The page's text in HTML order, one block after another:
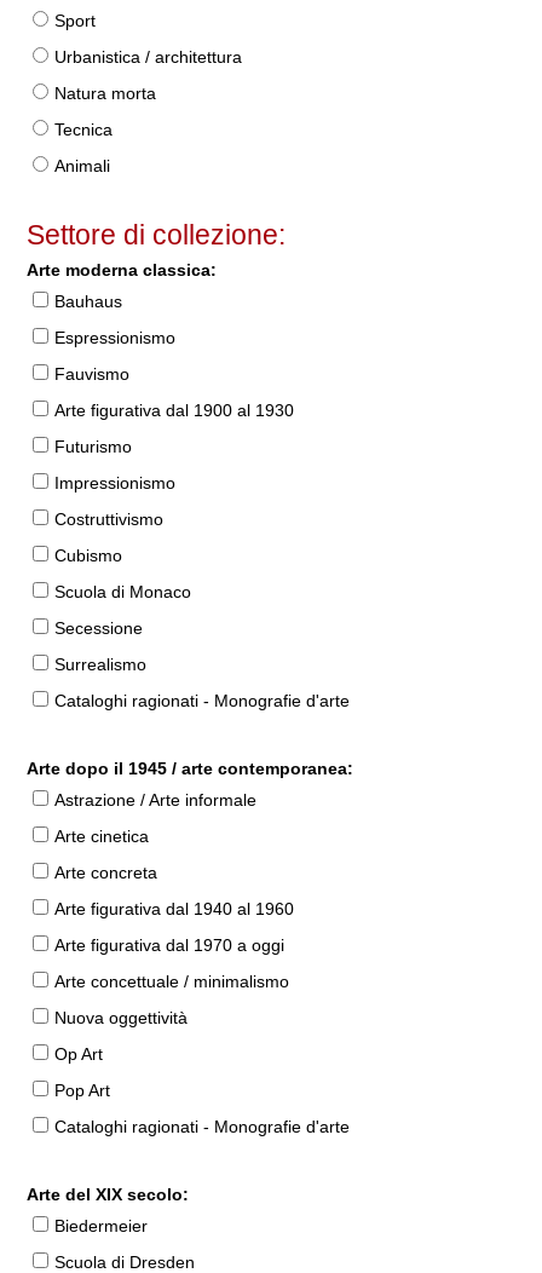
Sport
Urbanistica / architettura
Natura morta
Tecnica
Animali
Settore di collezione:
Arte moderna classica:
Bauhaus
Espressionismo
Fauvismo
Arte figurativa dal 1900 al 1930
Futurismo
Impressionismo
Costruttivismo
Cubismo
Scuola di Monaco
Secessione
Surrealismo
Cataloghi ragionati - Monografie d'arte
Arte dopo il 1945 / arte contemporanea:
Astrazione / Arte informale
Arte cinetica
Arte concreta
Arte figurativa dal 1940 al 1960
Arte figurativa dal 1970 a oggi
Arte concettuale / minimalismo
Nuova oggettività
Op Art
Pop Art
Cataloghi ragionati - Monografie d'arte
Arte del XIX secolo:
Biedermeier
Scuola di Dresden